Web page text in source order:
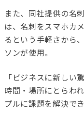
また、同社提供の名
は、名刺をスマホカ
るという手軽さから
ソンが使用。
「ビジネスに新しい
時間・場所にとらわ
プルに課題を解決で